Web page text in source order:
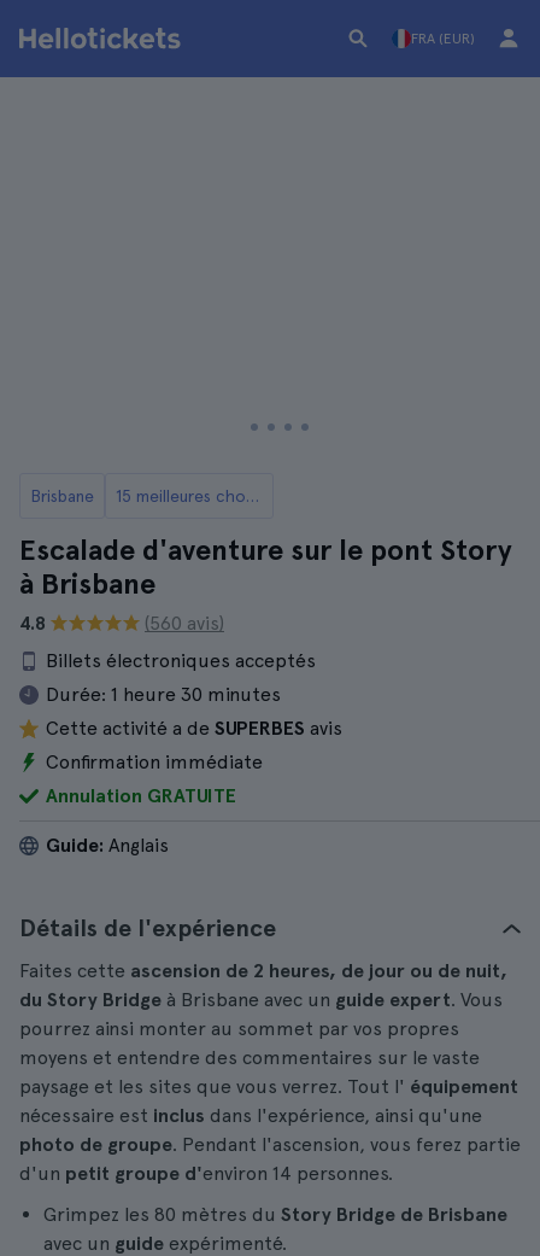
FRA (EUR)
Brisbane 15 meilleures choses à faire à Brisbane
Escalade d'aventure sur le pont Story
à Brisbane
4.8
(560 avis)
Billets électroniques acceptés
Durée: 1 heure 30 minutes
Cette activité a de SUPERBES avis
Confirmation immédiate
Annulation GRATUITE
Guide: Anglais
Détails de l'expérience
Faites cette ascension de 2 heures, de jour ou de nuit,
du Story Bridge à Brisbane avec un guide expert. Vous
pourrez ainsi monter au sommet par vos propres
moyens et entendre des commentaires sur le vaste
paysage et les sites que vous verrez. Tout l' équipement
nécessaire est inclus dans l'expérience, ainsi qu'une
photo de groupe. Pendant l'ascension, vous ferez partie
d'un petit groupe d'environ 14 personnes.
Grimpez les 80 mètres du Story Bridge de Brisbane
avec un guide expérimenté.